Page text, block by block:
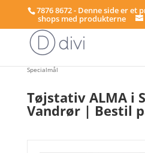
7876 8672 - Denne side er
shops med produkterne
Specialmål
Tøjstativ ALMA i
Vandrør | Bestil